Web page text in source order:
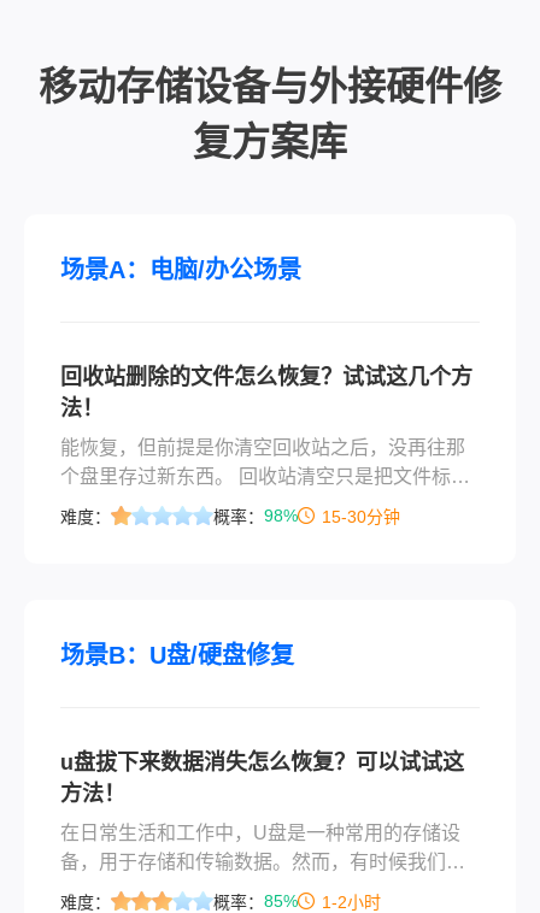
移动存储设备与外接硬件修
复方案库
场景A：电脑/办公场景
回收站删除的文件怎么恢复？试试这几个方
法！
能恢复，但前提是你清空回收站之后，没再往那
个盘里存过新东西。 回收站清空只是把文件标记
为“可覆盖”，实际数据还在硬盘上，只要没被新数
难度： 概率： 98% 15-30分钟
场景B：U盘/硬盘修复
u盘拔下来数据消失怎么恢复？可以试试这
方法！
在日常生活和工作中，U盘是一种常用的存储设
备，用于存储和传输数据。然而，有时候我们会
遇到这样的问题：在使用U盘时，突然发现数据消
难度： 概率： 85% 1-2小时